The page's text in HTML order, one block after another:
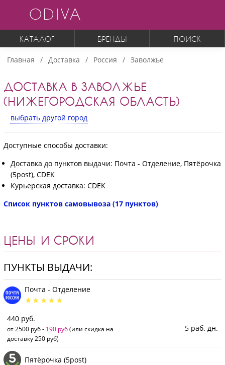
ODIVA
КАТАЛОГ БРЕНДЫ ПОИСК
Главная Доставка Россия Заволжье
ДОСТАВКА В ЗАВОЛЖЬЕ
(НИЖЕГОРОДСКАЯ ОБЛАСТЬ)
выбрать другой город
Доступные способы доставки:
Доставка до пунктов выдачи: Почта - Отделение, Пятёрочка
(5post), CDEK
Курьерская доставка: CDEK
Список пунктов самовывоза (17 пунктов)
ЦЕНЫ И СРОКИ
ПУНКТЫ ВЫДАЧИ:
Почта - Отделение
440 руб.
от 2500 руб - 190 руб(или скидка на
доставку 250 руб)
5 раб. дн.
Пятёрочка (5post)